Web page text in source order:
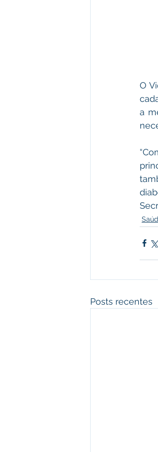
O
a
Posts recentes